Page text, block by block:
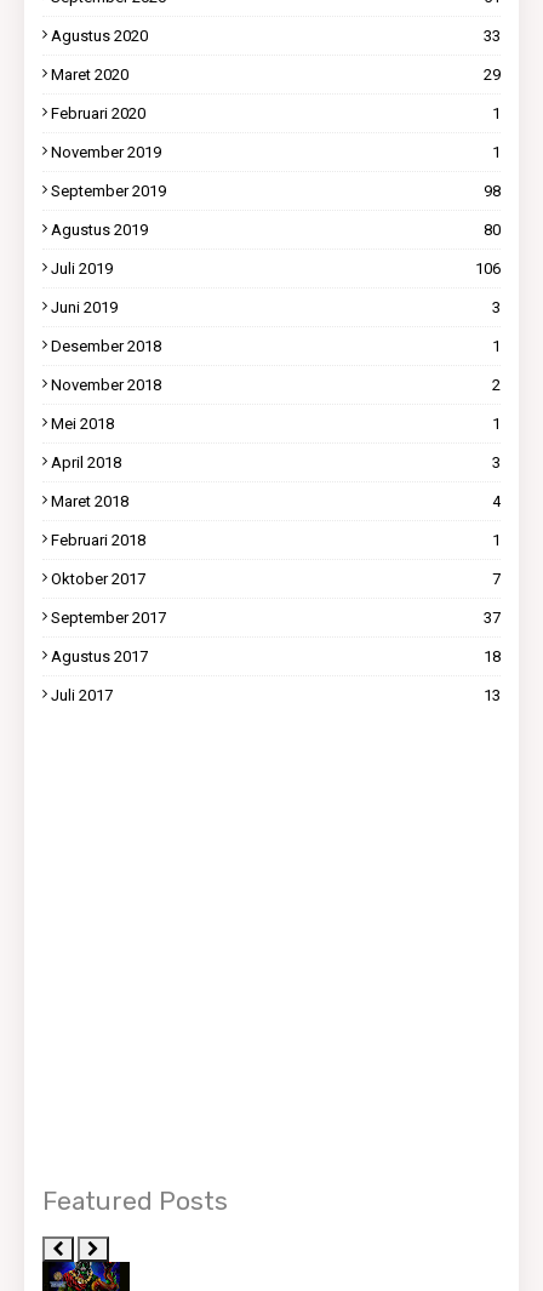
Agustus 2020 33
Maret 2020 29
Februari 2020 1
November 2019 1
September 2019 98
Agustus 2019 80
Juli 2019 106
Juni 2019 3
Desember 2018 1
November 2018 2
Mei 2018 1
April 2018 3
Maret 2018 4
Februari 2018 1
Oktober 2017 7
September 2017 37
Agustus 2017 18
Juli 2017 13
Featured Posts